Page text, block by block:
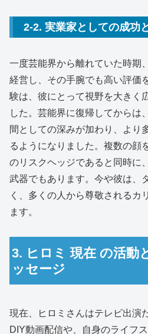
2-2. 実業家としての成功
一度芸能界から離れていた時期
経営し、その手腕でも高い評価
験は、彼にとって視野を大きく
した。芸能界に復帰してからは
間としての深みが加わり、より
るようになりました。複数の顔
のリスクヘッジであると同時に
武器でもあります。今や彼は、
く、多くの人から尊敬されるカ
ます。
3. ヒロミ 現在 の活動
ッセージ
現在、ヒロミさんはテレビ出演
DIY動画配信や、自身のライフ